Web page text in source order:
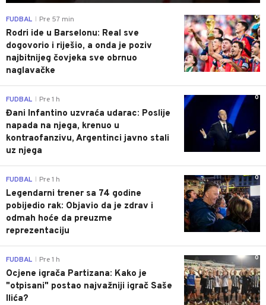
0
FUDBAL Pre 57 min
Rodri ide u Barselonu: Real sve
dogovorio i riješio, a onda je poziv
najbitnijeg čovjeka sve obrnuo
naglavačke
0
FUDBAL Pre 1 h
Đani Infantino uzvraća udarac: Poslije
napada na njega, krenuo u
kontraofanzivu, Argentinci javno stali
uz njega
0
FUDBAL Pre 1 h
Legendarni trener sa 74 godine
pobijedio rak: Objavio da je zdrav i
odmah hoće da preuzme
reprezentaciju
0
FUDBAL Pre 1 h
Ocjene igrača Partizana: Kako je
"otpisani" postao najvažniji igrač Saše
Ilića?